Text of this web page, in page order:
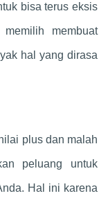
bisa terus eksis
membuat
hal yang dirasa
plus dan malah
peluang untuk
Hal ini karena